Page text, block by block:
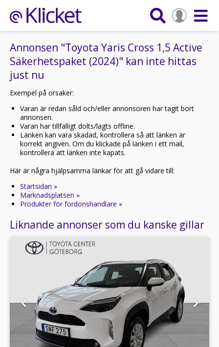
Annonsen "Toyota Yaris Cross 1,5 Active
Säkerhetspaket (2024)" kan inte hittas
just nu
Exempel på orsaker:
Varan är redan såld och/eller annonsören har tagit bort
annonsen.
Varan har tillfälligt dolts/lagts offline.
Länken kan vara skadad, kontrollera så att länken är
korrekt angiven. Om du klickade på länken i ett mail,
kontrollera att länken inte kapats.
Här är några hjälpsamma länkar för att gå vidare till:
Startsidan »
Marknadsplatsen »
Produkter för fordonshandlare »
Liknande annonser som du kanske gillar